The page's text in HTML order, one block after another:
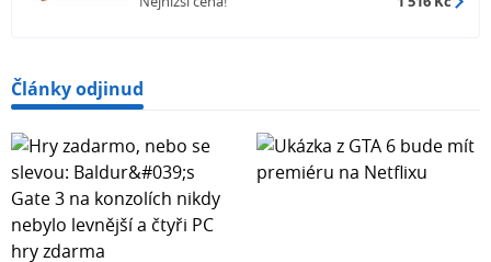
Články odjinud